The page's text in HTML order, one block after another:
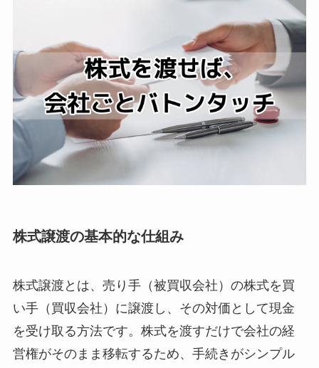
株式譲渡の基本的な仕組み
株式譲渡とは、売り手（被買収会社）の株式を買
い手（買収会社）に譲渡し、その対価として現金
を受け取る方法です。株式を渡すだけで会社の経
営権がそのまま移転するため、手続きがシンプル